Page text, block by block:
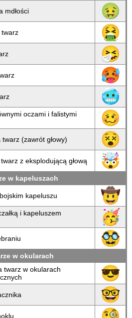
mdłości 🤢
twarz 🤮
🤧
🥵
🥶
oczami i falistymi
🥴
twarz (zawrót głowy) 😵
z eksplodującą głową 🤯
w kapeluszach
kapeluszu 🤠
i kapeluszem
🥳
🥸
w okularach
twarz w okularach
😎
🤓